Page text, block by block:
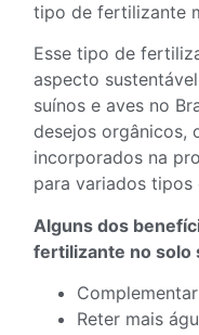
tipo de fertilizante
Esse tipo de
aspecto
suínos e aves no
desejos orgânicos,
incorporados na
para variados tipos
Alguns dos
fertilizante no solo
Reter mais